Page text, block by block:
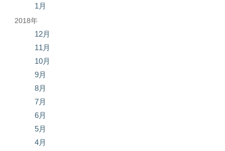
1月
2018年
12月
11月
10月
9月
8月
7月
6月
5月
4月